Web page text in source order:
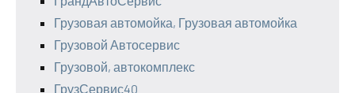
Грузовая автомойка, Грузовая автомойка
Грузовой Автосервис
Грузовой, автокомплекс
ГрузСервис40